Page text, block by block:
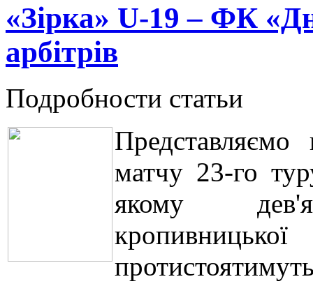
«Зірка» U-19 – ФК
арбітрів
Подробности статьи
Представляємо
матчу 23-го
якому